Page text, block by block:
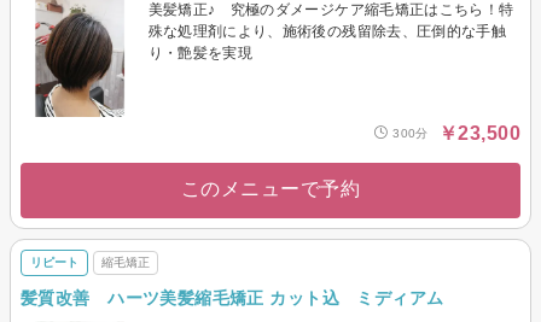
美髪矯正♪ 究極のダメージケア縮毛矯正はこちら！特
殊な処理剤により、施術後の残留除去、圧倒的な手触
り・艶髪を実現
300分 ￥23,500
このメニューで予約
リピート 縮毛矯正
髪質改善 ハーツ美髪縮毛矯正 カット込 ミディアム